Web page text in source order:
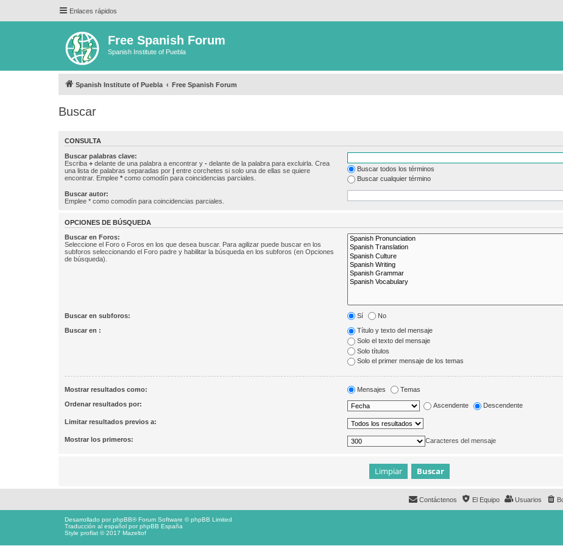
Enlaces rápidos
Free Spanish Forum
Spanish Institute of Puebla
Spanish Institute of Puebla Free Spanish Forum
Buscar
CONSULTA
Buscar palabras clave:
Escriba + delante de una palabra a encontrar y - delante de la palabra para excluirla. Crea
una lista de palabras separadas por | entre corchetes si solo una de ellas se quiere
encontrar. Emplee * como comodín para coincidencias parciales.
Buscar todos los términos
Buscar cualquier término
Buscar autor:
Emplee * como comodín para coincidencias parciales.
OPCIONES DE BÚSQUEDA
Buscar en Foros:
Seleccione el Foro o Foros en los que desea buscar. Para agilizar puede buscar en los
subforos seleccionando el Foro padre y habilitar la búsqueda en los subforos (en Opciones
de búsqueda).
Buscar en subforos: Sí No
Buscar en :
Título y texto del mensaje
Solo el texto del mensaje
Solo títulos
Solo el primer mensaje de los temas
Mostrar resultados como: Mensajes Temas
Ordenar resultados por: Ascendente Descendente
Limitar resultados previos a:
Mostrar los primeros: Caracteres del mensaje
Usuarios
El Equipo
Contáctenos
Desarrollado porphpBB® Forum Software © phpBB Limited
Traducción al español porphpBB España
Style proflat © 2017 Mazeltof